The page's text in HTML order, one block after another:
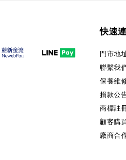
快速
門市地
聯繫我
保養維
捐款公
商標註
顧客購
廠商合